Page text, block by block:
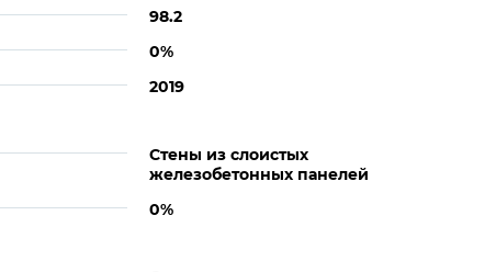
98.2
0%
2019
Стены из слоистых
железобетонных панелей
0%